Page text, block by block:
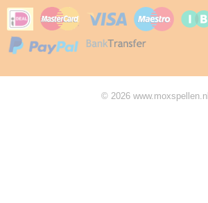
© 2026 www.moxspellen.nl